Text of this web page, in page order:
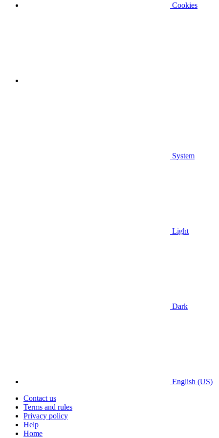
Cookies
System
Light
Dark
English (US)
Contact us
Terms and rules
Privacy policy
Help
Home